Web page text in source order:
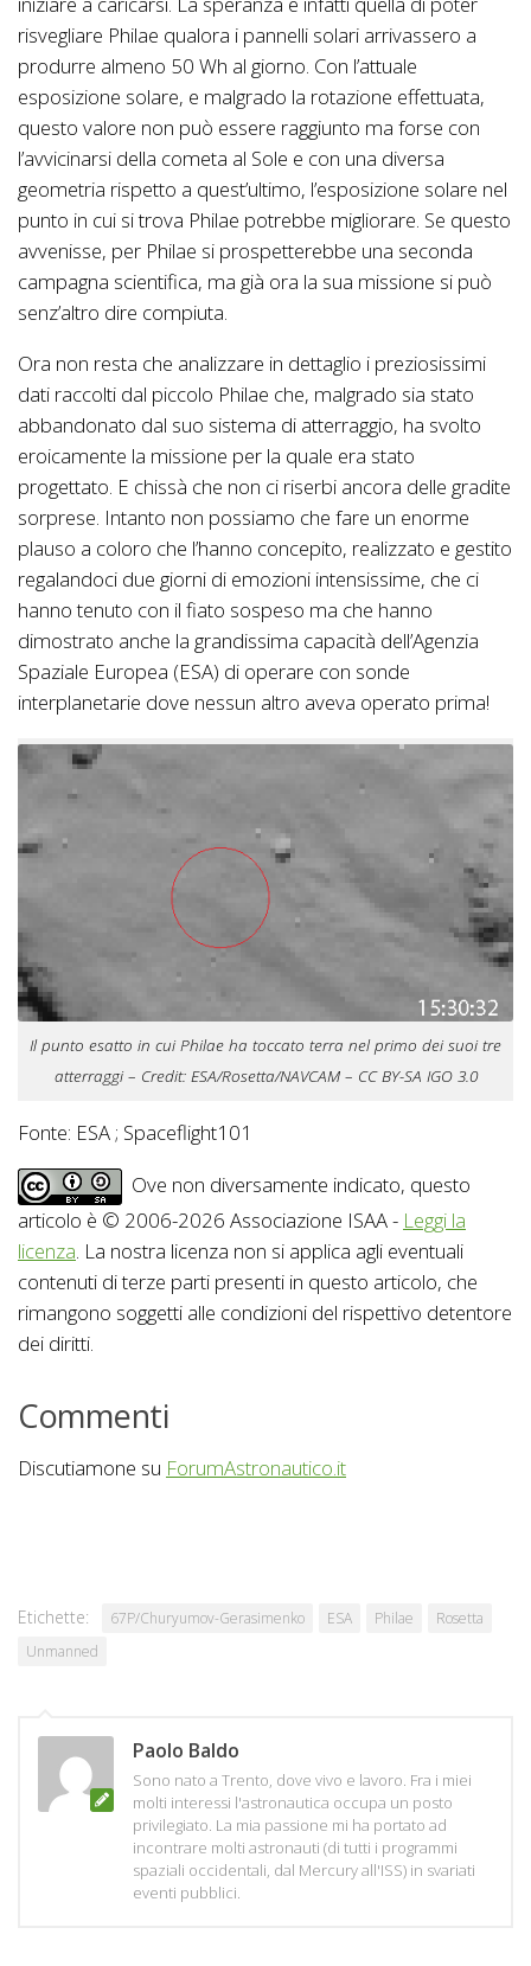
risvegliare Philae qualora i pannelli solari arrivassero a
produrre almeno 50 Wh al giorno. Con l’attuale
esposizione solare, e malgrado la rotazione effettuata,
questo valore non può essere raggiunto ma forse con
l’avvicinarsi della cometa al Sole e con una diversa
geometria rispetto a quest’ultimo, l’esposizione solare nel
punto in cui si trova Philae potrebbe migliorare. Se questo
avvenisse, per Philae si prospetterebbe una seconda
campagna scientifica, ma già ora la sua missione si può
senz’altro dire compiuta.
Ora non resta che analizzare in dettaglio i preziosissimi
dati raccolti dal piccolo Philae che, malgrado sia stato
abbandonato dal suo sistema di atterraggio, ha svolto
eroicamente la missione per la quale era stato
progettato. E chissà che non ci riserbi ancora delle gradite
sorprese. Intanto non possiamo che fare un enorme
plauso a coloro che l’hanno concepito, realizzato e gestito
regalandoci due giorni di emozioni intensissime, che ci
hanno tenuto con il fiato sospeso ma che hanno
dimostrato anche la grandissima capacità dell’Agenzia
Spaziale Europea (ESA) di operare con sonde
interplanetarie dove nessun altro aveva operato prima!
Il punto esatto in cui Philae ha toccato terra nel primo dei suoi tre
atterraggi – Credit: ESA/Rosetta/NAVCAM – CC BY-SA IGO 3.0
Fonte: ESA ; Spaceflight101
Ove non diversamente indicato, questo
articolo è © 2006-2026 Associazione ISAA - Leggi la
licenza. La nostra licenza non si applica agli eventuali
contenuti di terze parti presenti in questo articolo, che
rimangono soggetti alle condizioni del rispettivo detentore
dei diritti.
Commenti
Discutiamone su ForumAstronautico.it
Etichette: 67P/Churyumov-Gerasimenko ESA Philae
Rosetta
Unmanned
Paolo Baldo
Sono nato a Trento, dove vivo e lavoro. Fra i miei
molti interessi l'astronautica occupa un posto
privilegiato. La mia passione mi ha portato ad
incontrare molti astronauti (di tutti i programmi
spaziali occidentali, dal Mercury all'ISS) in svariati
eventi pubblici.